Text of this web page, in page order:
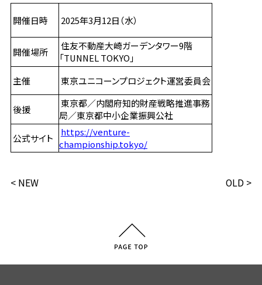
開催日時 2025年3月12日（水）
開催場所
住友不動産大崎ガーデンタワー9階
「TUNNEL TOKYO」
主催
東京ユニコーンプロジェクト運営委員会
後援
東京都／内閣府知的財産戦略推進事務
局／東京都中小企業振興公社
公式サイト
https://venture-
championship.tokyo/
< NEW OLD >